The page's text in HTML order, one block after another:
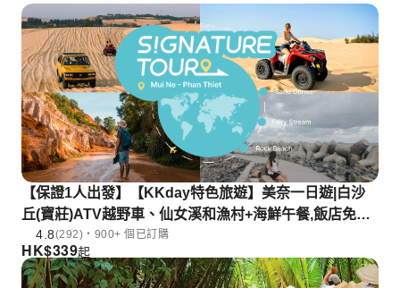
【保證1人出發】【KKday特色旅遊】美奈一日遊|白沙
丘(寶莊)ATV越野車、仙女溪和漁村+海鮮午餐,飯店免費
接送|胡志明市出發
4.8(292)・900+ 個已訂購
HK$339起